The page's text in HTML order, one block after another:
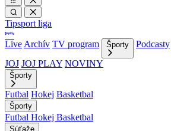
Tipsport liga
Live Archív TV program Športy
Podcasty
JOJ JOJ PLAY NOVINY
Športy
Futbal Hokej Basketbal
Športy
Futbal Hokej Basketbal
Súťaže